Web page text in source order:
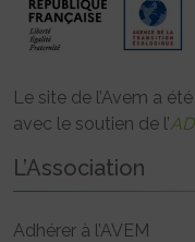
Le site de l’Avem a
avec le soutien de l’
L’Association
Adhérer à l’AVEM